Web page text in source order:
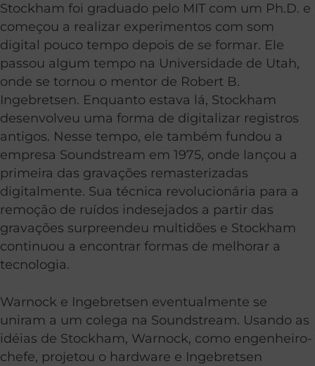
Stockham foi graduado pelo MIT com um Ph.D. e
começou a realizar experimentos com som
digital pouco tempo depois de se formar. Ele
passou algum tempo na Universidade de Utah,
onde se tornou o mentor de Robert B.
Ingebretsen. Enquanto estava lá, Stockham
desenvolveu uma forma de digitalizar registros
antigos. Nesse tempo, ele também fundou a
empresa Soundstream em 1975, onde lançou a
primeira das gravações remasterizadas
digitalmente. Sua técnica revolucionária para a
remoção de ruídos indesejados a partir das
gravações surpreendeu multidões e Stockham
continuou a encontrar formas de melhorar a
tecnologia.
Warnock e Ingebretsen eventualmente se
uniram a um colega na Soundstream. Usando as
idéias de Stockham, Warnock, como engenheiro-
chefe, projetou o hardware e Ingebretsen